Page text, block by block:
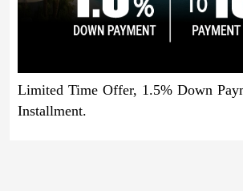
Limited Time Offer, 1.5% Down
Installment.